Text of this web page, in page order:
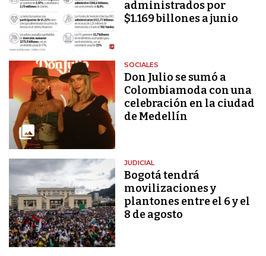
administrados por
$1.169 billones a junio
SOCIALES
Don Julio se sumó a
Colombiamoda con una
celebración en la ciudad
de Medellín
JUDICIAL
Bogotá tendrá
movilizaciones y
plantones entre el 6 y el
8 de agosto